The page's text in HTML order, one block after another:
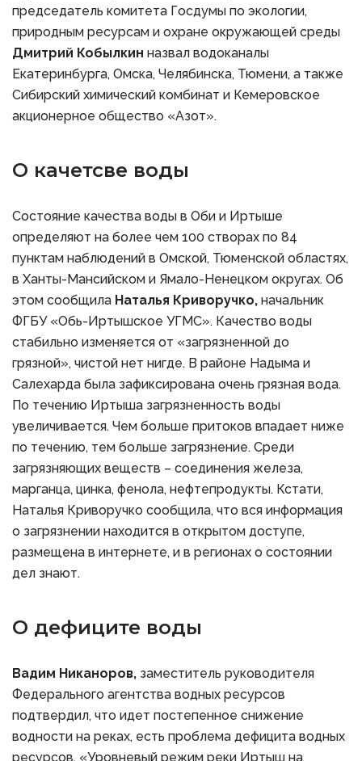
председатель комитета Госдумы по экологии,
природным ресурсам и охране окружающей среды
Дмитрий Кобылкин назвал водоканалы
Екатеринбурга, Омска, Челябинска, Тюмени, а также
Сибирский химический комбинат и Кемеровское
акционерное общество «Азот».
О качетсве воды
Состояние качества воды в Оби и Иртыше
определяют на более чем 100 створах по 84
пунктам наблюдений в Омской, Тюменской областях,
в Ханты-Мансийском и Ямало-Ненецком округах. Об
этом сообщила Наталья Криворучко, начальник
ФГБУ «Обь-Иртышское УГМС». Качество воды
стабильно изменяется от «загрязненной до
грязной», чистой нет нигде. В районе Надыма и
Салехарда была зафиксирована очень грязная вода.
По течению Иртыша загрязненность воды
увеличивается. Чем больше притоков впадает ниже
по течению, тем больше загрязнение. Среди
загрязняющих веществ – соединения железа,
марганца, цинка, фенола, нефтепродукты. Кстати,
Наталья Криворучко сообщила, что вся информация
о загрязнении находится в открытом доступе,
размещена в интернете, и в регионах о состоянии
дел знают.
О дефиците воды
Вадим Никаноров, заместитель руководителя
Федерального агентства водных ресурсов
подтвердил, что идет постепенное снижение
водности на реках, есть проблема дефицита водных
ресурсов. «Уровневый режим реки Иртыш на